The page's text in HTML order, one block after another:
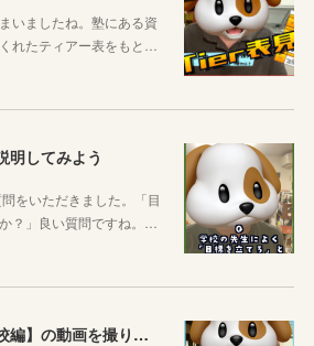
いましたね。塾にある資
れたティアー表をもと…
明してみよう
をいただきました。「目
？」良い質問ですね。…
藤沢今昔物語【私立高校編】の動画を撮りました！